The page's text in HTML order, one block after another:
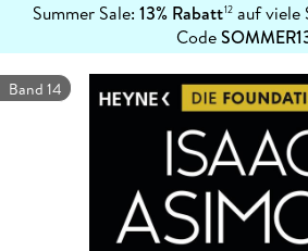
Summer Sale: 13% Rabatt12auf viele
Code
erfahren
Band 14